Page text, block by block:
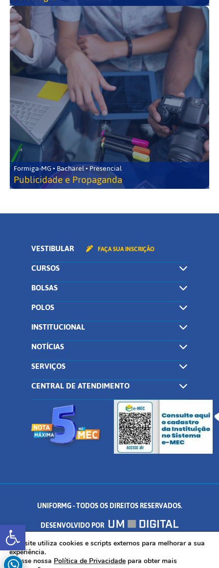
Abrir a barra de ferramentas
Formiga-MG • Bacharel • Presencial
Publicidade e Propaganda
VESTIBULAR FAÇA SUA INSCRIÇÃO
CURSOS
BOLSAS
POLOS
INSTITUCIONAL
NOTÍCIAS
SERVIÇOS
CENTRAL DE ATENDIMENTO
UNIFORMG - TODOS OS DIREITOS RESERVADOS.
DESENVOLVIDO POR
AV. DR. ARNALDO DE SENNA, 328 - PALMEIRAS, FORMIGA/MG - CEP:
35.574.530
Este site utiliza cookies e scripts externos para melhorar a sua
experiência.
Acesse nossa Política de Privacidade para obter mais